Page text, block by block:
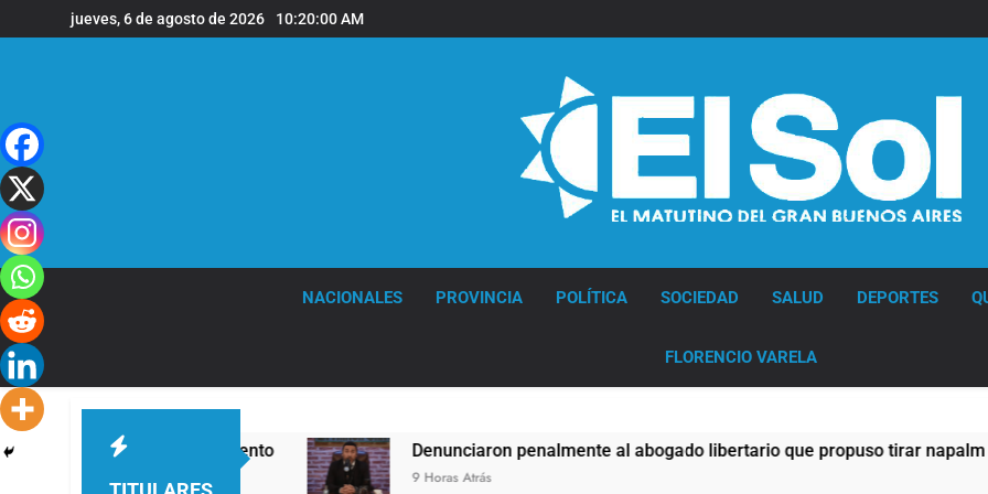
al
jueves, 6 de agosto de 2026 10:20:01 AM
NACIONALES PROVINCIA POLÍTICA SOCIEDAD SALUD DEPORTES
FLORENCIO VARELA
ráfagas de viento Denunciaron penalmente al abogado libertario que propuso tirar napalm sobre el
9 Horas Atrás